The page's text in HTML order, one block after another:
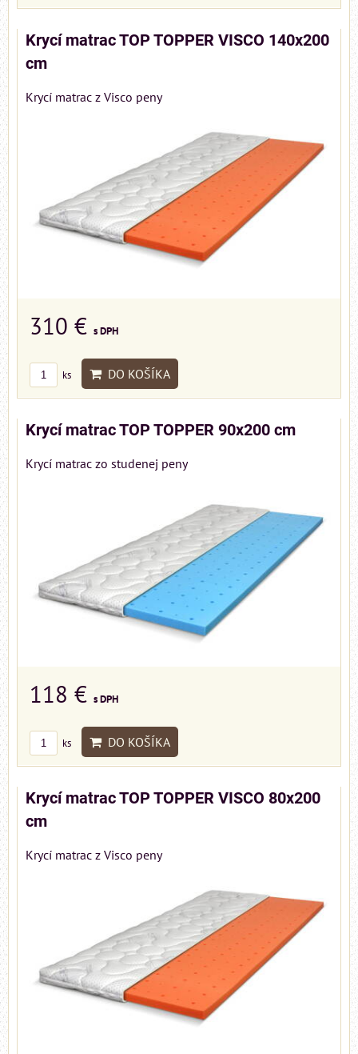
Krycí matrac TOP TOPPER VISCO 140x200
cm
Krycí matrac z Visco peny
310 € s DPH
ks DO KOŠÍKA
Krycí matrac TOP TOPPER 90x200 cm
Krycí matrac zo studenej peny
118 € s DPH
ks DO KOŠÍKA
Krycí matrac TOP TOPPER VISCO 80x200
cm
Krycí matrac z Visco peny